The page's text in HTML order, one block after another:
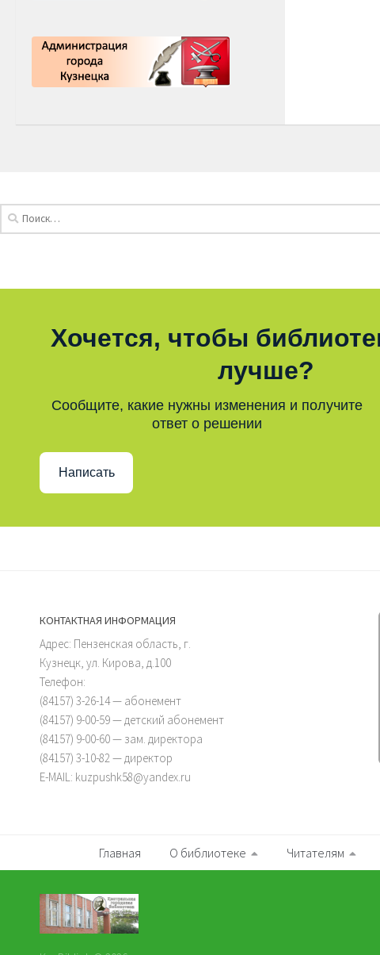
Хочется, чтобы
лучше?
Сообщите, какие нужны изменения и получите
ответ о решении
Написать
КОНТАКТНАЯ ИНФОРМАЦИЯ
Адрес: Пензенская область, г.
Кузнецк, ул. Кирова, д.100
Телефон:
(84157) 3-26-14 — абонемент
(84157) 9-00-59 — детский абонемент
(84157) 9-00-60 — зам. директора
(84157) 3-10-82 — директор
E-MAIL: kuzpushk58@yandex.ru
Главная О библиотеке Читателям